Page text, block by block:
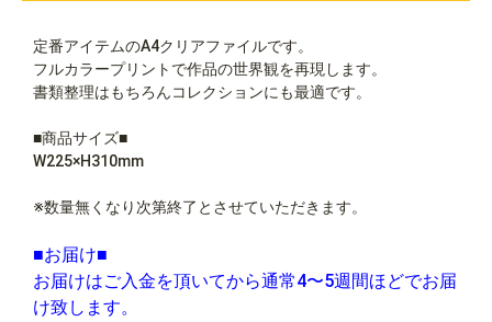
定番アイテムのA4クリアファイルです。
フルカラープリントで作品の世界観を再現します。
書類整理はもちろんコレクションにも最適です。
■商品サイズ■
W225×H310mm
※数量無くなり次第終了とさせていただきます。
■お届け■
お届けはご入金を頂いてから通常4〜5週間ほどでお届
け致します。